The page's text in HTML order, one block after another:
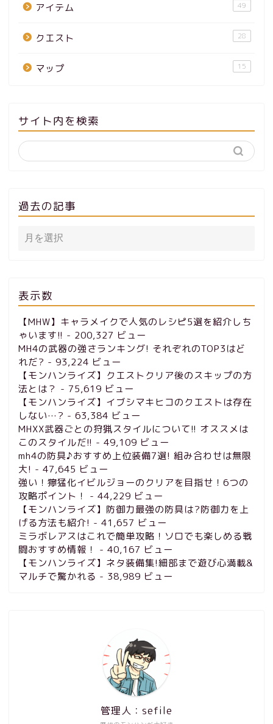
アイテム 49
クエスト 28
マップ 15
サイト内を検索
過去の記事
表示数
【MHW】キャラメイクで人気のレシピ5選を紹介しち
ゃいます!! - 200,327 ビュー
MH4の武器の強さランキング! それぞれのTOP3はど
れだ? - 93,224 ビュー
【モンハンライズ】クエストクリア後のスキップの方
法とは？ - 75,619 ビュー
【モンハンライズ】イブシマキヒコのクエストは存在
しない…? - 63,384 ビュー
MHXX武器ごとの狩猟スタイルについて!! オススメは
このスタイルだ!! - 49,109 ビュー
mh4の防具♪おすすめ上位装備7選! 組み合わせは無限
大! - 47,645 ビュー
強い！獰猛化イビルジョーのクリアを目指せ！6つの
攻略ポイント！
- 44,229 ビュー
【モンハンライズ】防御力最強の防具は?防御力を上
げる方法も紹介! - 41,657 ビュー
ミラボレアスはこれで簡単攻略！ソロでも楽しめる戦
闘おすすめ情報！
- 40,167 ビュー
【モンハンライズ】ネタ装備集!細部まで遊び心満載&
マルチで驚かれる - 38,989 ビュー
管理人：sefile